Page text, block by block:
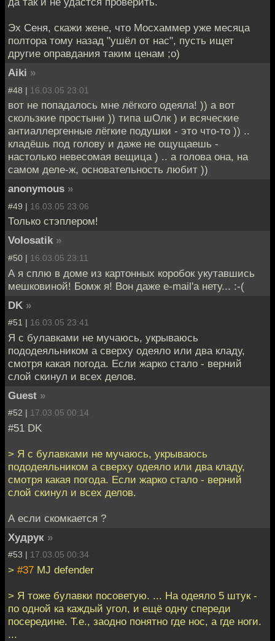
Эх Сеня, скажи жене, что Мосхаммер уже месяца
полтора тому назад "ушёл от нас", пусть ищет
другие оправдания таким ценам ;o)
Aiki »
#48 | 16.03.05 23:01
вот не попадалось мне лёгкого одеяла! )) а вот
скользкие простыни )) типа шОлк ) и всяческие
антиаллергенные лёгкие подушки - это что-то )) ..
кладёшь под голову и даже не ощущаешь -
настолько невесомая вещица ) .. а голова она, на
самом деле-ж, основательность любит ))
anonymous »
#49 | 16.03.05 23:06
Только стэплером!
Volosatik »
#50 | 16.03.05 23:11
А я сплю в доме из картонных коробок укутавшись
мешковиной! Бомж я! Вон даже e-mail'а нету... :-(
DK »
#51 | 16.03.05 23:41
Я с булавками не мучаюсь, укрываюсь
пододеяльником а сверху одеяло или два кладу,
смотря какая погода. Если жарко стало - верний
слой скинул и всех делов.
Guest »
#52 | 17.03.05 00:14
#51 DK
> Я с булавками не мучаюсь, укрываюсь
пододеяльником а сверху одеяло или два кладу,
смотря какая погода. Если жарко стало - верний
слой скинул и всех делов.
А если скомкается ?
Худрук »
#53 | 17.03.05 00:34
> #37 MJ defender
> Я тоже булавки посоветую. ... На одеяло 5 штук -
по одной ка каждый угол, и ещё одну спереди
посередине. Т.е., заодно понятно где нос, а где ноги.
...